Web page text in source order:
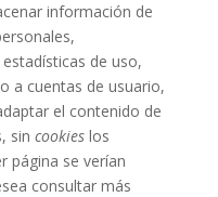
información de
de uso,
a cuentas de usuario,
el contenido de
sin cookieslos
página se verían
consultar más